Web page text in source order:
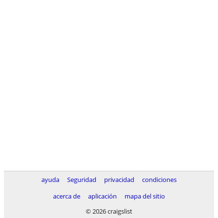
ayuda Seguridad privacidad
condiciones
acerca de
aplicación
mapa del sitio
© 2026 craigslist